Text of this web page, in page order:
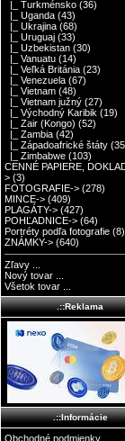
|_ Turkménsko (36)
|_ Uganda (43)
|_ Ukrajina (68)
|_ Uruguaj (33)
|_ Uzbekistan (30)
|_ Vanuatu (14)
|_ Veľká Británia (23)
|_ Venezuela (67)
|_ Vietnam (48)
|_ Vietnam južný (27)
|_ Východný Karibik (19)
|_ Zair (Kongo) (52)
|_ Zambia (42)
|_ Západoafrické štáty
|_ Zimbabwe (103)
CENNÉ PAPIERE,
> (3)
FOTOGRAFIE-> (278)
MINCE-> (409)
PLAGÁTY-> (427)
POHĽADNICE-> (64)
Portréty podľa fotografie (8)
ZNÁMKY-> (640)
Zľavy ...
Nový tovar ...
Všetok tovar ...
.::Reklama
.::Informácie
Obchodné podmienky